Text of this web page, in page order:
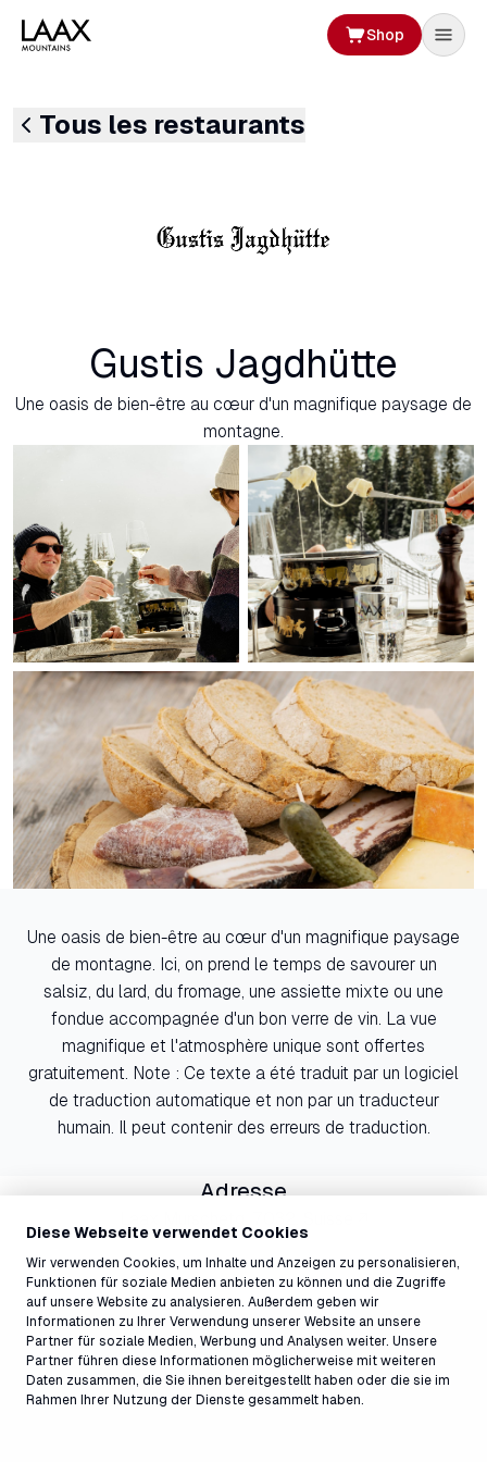
Diese Webseite verwendet Cookies
Wir verwenden Cookies, um Inhalte und Anzeigen zu personalisieren,
Funktionen für soziale Medien anbieten zu können und die Zugriffe
auf unsere Website zu analysieren. Außerdem geben wir
Informationen zu Ihrer Verwendung unserer Website an unsere
Partner für soziale Medien, Werbung und Analysen weiter. Unsere
Partner führen diese Informationen möglicherweise mit weiteren
Daten zusammen, die Sie ihnen bereitgestellt haben oder die sie im
Rahmen Ihrer Nutzung der Dienste gesammelt haben.
Shop
Tous les restaurants
Gustis Jagdhütte
Une oasis de bien-être au cœur d'un magnifique paysage de
montagne.
Une oasis de bien-être au cœur d'un magnifique paysage
de montagne. Ici, on prend le temps de savourer un
salsiz, du lard, du fromage, une assiette mixte ou une
fondue accompagnée d'un bon verre de vin. La vue
magnifique et l'atmosphère unique sont offertes
gratuitement. Note : Ce texte a été traduit par un logiciel
de traduction automatique et non par un traducteur
humain. Il peut contenir des erreurs de traduction.
Adresse